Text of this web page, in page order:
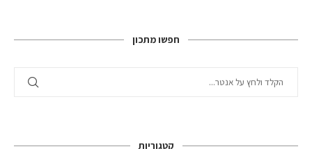
חפשו מתכון
קטגוריות